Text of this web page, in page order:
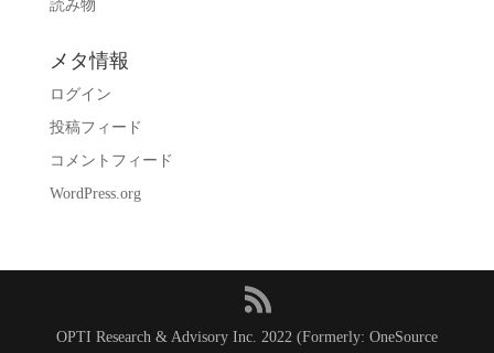
読み物
メタ情報
ログイン
投稿フィード
コメントフィード
WordPress.org
OPTI Research & Advisory Inc. 2022 (Formerly: OneSource